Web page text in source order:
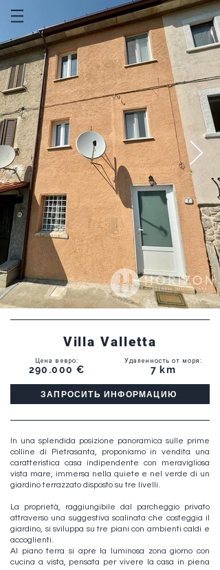
Villa Valletta
Цена в евро:
290.000 €
Удаленность от моря :
7 km
ЗАПРОСИТЬ ИНФОРМАЦИЮ
In una splendida posizione panoramica sulle prime
colline di Pietrasanta, proponiamo in vendita una
caratteristica casa indipendente con meravigliosa
vista mare, immersa nella quiete e nel verde di un
giardino terrazzato disposto su tre livelli.
La proprietà, raggiungibile dal parcheggio privato
attraverso una suggestiva scalinata che costeggia il
giardino, si sviluppa su tre piani con ambienti caldi e
accoglienti.
Al piano terra si apre la luminosa zona giorno con
cucina a vista, pensata per vivere la casa in piena